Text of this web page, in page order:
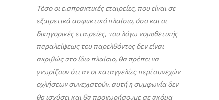
Τόσο οι εισπρακτικές εταιρείες, που είναι σε
εξαιρετικά ασφυκτικό πλαίσιο, όσο και οι
δικηγορικές εταιρείες, που λόγω νομοθετικής
παραλείψεως του παρελθόντος δεν είναι
ακριβώς στο ίδιο πλαίσιο, θα πρέπει να
γνωρίζουν ότι αν οι καταγγελίες περί συνεχών
οχλήσεων συνεχιστούν, αυτή η συμφωνία δεν
θα ισχύσει και θα προχωρήσουμε σε ακόμα